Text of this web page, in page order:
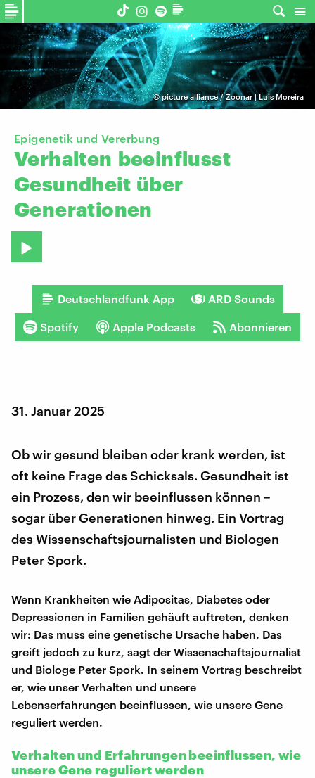
©picture alliance / Zoonar | Luis Moreira
Epigenetik und Vererbung
Verhalten beeinflusst
Gesundheit über
Generationen
Deutschlandfunk App ARD Sounds
Spotify Apple Podcasts Abonnieren
31. Januar 2025
Ob wir gesund bleiben oder krank werden, ist
oft keine Frage des Schicksals. Gesundheit ist
ein Prozess, den wir beeinflussen können –
sogar über Generationen hinweg. Ein Vortrag
des Wissenschaftsjournalisten und Biologen
Peter Spork.
Wenn Krankheiten wie Adipositas, Diabetes oder
Depressionen in Familien gehäuft auftreten, denken
wir: Das muss eine genetische Ursache haben. Das
greift jedoch zu kurz, sagt der Wissenschaftsjournalist
und Biologe Peter Spork. In seinem Vortrag beschreibt
er, wie unser Verhalten und unsere
Lebenserfahrungen beeinflussen, wie unsere Gene
reguliert werden.
Verhalten und Erfahrungen beeinflussen, wie
unsere Gene reguliert werden